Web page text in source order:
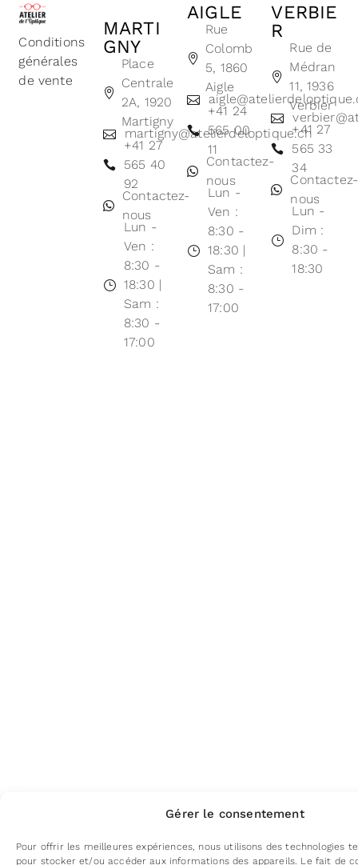
Gérer le consentement
Pour offrir les meilleures expériences, nous utilisons des technologies
pour stocker et/ou accéder aux informations des appareils. Le fait de
Conditions
générales
de vente
MARTI
GNY
Place
Centrale
2A, 1920
Martigny
martigny@atelierdeloptique.ch
+41 27
565 40
92
Contactez-
nous
Lun -
Ven :
8:30 -
18:30 |
Sam :
8:30 -
17:00
AIGLE
Rue
Colomb
5, 1860
Aigle
+41 24
565 00
11
Contactez-
nous
Lun -
Ven :
8:30 -
18:30 |
Sam :
8:30 -
17:00
VERBIE
R
Rue de
Médran
11, 1936
Verbier
+41 27
565 33
34
Contactez-
nous
Lun -
Dim :
8:30 -
18:30